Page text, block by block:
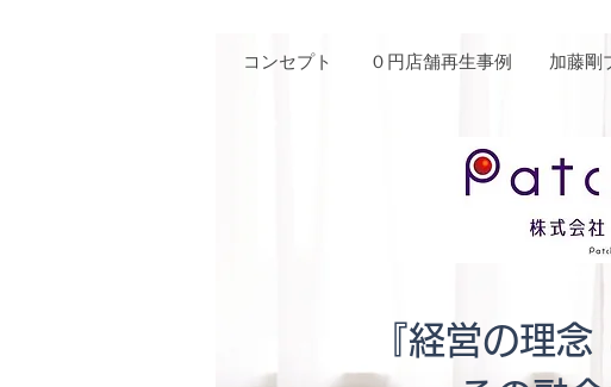
『経営の理念
コンセプト ０円店舗再生事例 加藤剛